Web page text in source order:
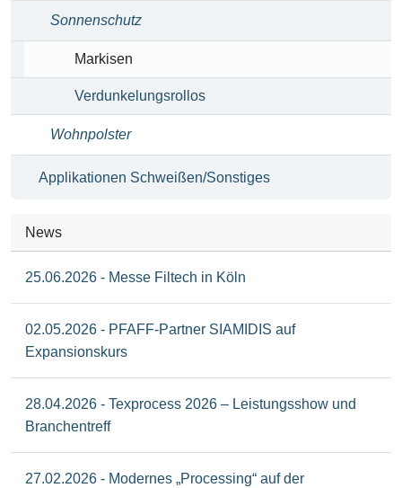
Sonnenschutz
Markisen
Verdunkelungsrollos
Wohnpolster
Applikationen Schweißen/Sonstiges
News
25.06.2026 - Messe Filtech in Köln
02.05.2026 - PFAFF-Partner SIAMIDIS auf
Expansionskurs
28.04.2026 - Texprocess 2026 – Leistungsshow und
Branchentreff
27.02.2026 - Modernes „Processing“ auf der